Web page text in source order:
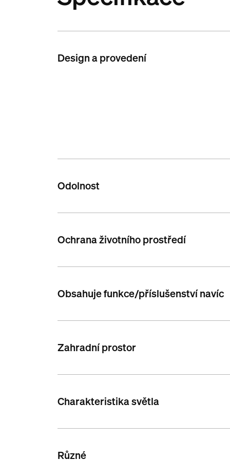
Design a provedení
Odolnost
Ochrana životního prostředí
Obsahuje funkce/příslušenství navíc
Zahradní prostor
Charakteristika světla
Různé